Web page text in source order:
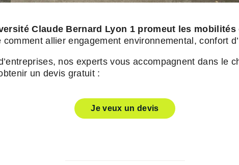
Claude Bernard Lyon 1 promeut les
allier engagement environnemental, confort
nos experts vous accompagnent dans le
un devis gratuit :
Je veux un devis